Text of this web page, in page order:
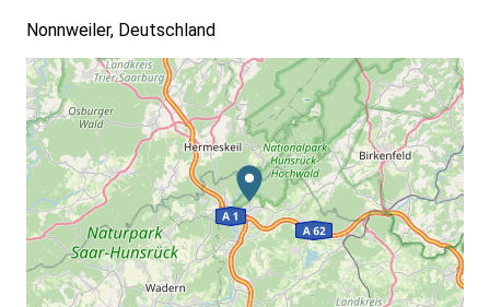
Nonnweiler, Deutschland